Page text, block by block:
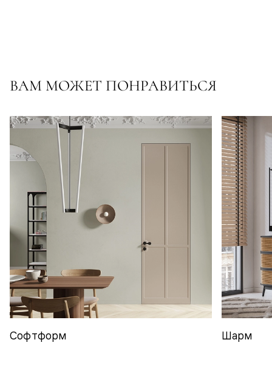
ВАМ МОЖЕТ ПОНРАВИТЬСЯ
Софтформ Шарм